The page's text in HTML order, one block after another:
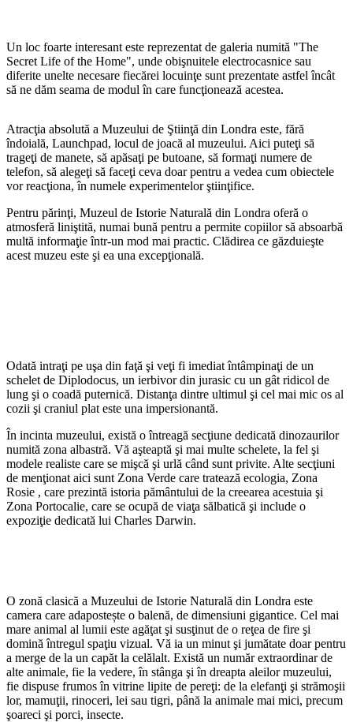
Un loc foarte interesant este reprezentat de galeria numită "The
Secret Life of the Home", unde obişnuitele electrocasnice sau
diferite unelte necesare fiecărei locuinţe sunt prezentate astfel încât
să ne dăm seama de modul în care funcţionează acestea.
Atracţia absolută a Muzeului de Ştiinţă din Londra este, fără
îndoială, Launchpad, locul de joacă al muzeului. Aici puteţi să
trageţi de manete, să apăsaţi pe butoane, să formaţi numere de
telefon, să alegeţi să faceţi ceva doar pentru a vedea cum obiectele
vor reacţiona, în numele experimentelor ştiinţifice.
Pentru părinţi, Muzeul de Istorie Naturală din Londra oferă o
atmosferă liniştită, numai bună pentru a permite copiilor să absoarbă
multă informaţie într-un mod mai practic. Clădirea ce găzduieşte
acest muzeu este şi ea una excepţională.
Odată intraţi pe uşa din faţă şi veţi fi imediat întâmpinaţi de un
schelet de Diplodocus, un ierbivor din jurasic cu un gât ridicol de
lung şi o coadă puternică. Distanţa dintre ultimul şi cel mai mic os al
cozii şi craniul plat este una impersionantă.
În incinta muzeului, există o întreagă secţiune dedicată dinozaurilor
numită zona albastră. Vă aşteaptă şi mai multe schelete, la fel şi
modele realiste care se mişcă şi urlă când sunt privite. Alte secţiuni
de menţionat aici sunt Zona Verde care tratează ecologia, Zona
Rosie , care prezintă istoria pământului de la creearea acestuia şi
Zona Portocalie, care se ocupă de viaţa sălbatică şi include o
expoziţie dedicată lui Charles Darwin.
O zonă clasică a Muzeului de Istorie Naturală din Londra este
camera care adapostește o balenă, de dimensiuni gigantice. Cel mai
mare animal al lumii este agăţat şi susţinut de o reţea de fire şi
domină întregul spaţiu vizual. Vă ia un minut şi jumătate doar pentru
a merge de la un capăt la celălalt. Există un număr extraordinar de
alte animale, fie la vedere, în stânga şi în dreapta aleilor muzeului,
fie dispuse frumos în vitrine lipite de pereţi: de la elefanţi şi strămoşii
lor, mamuţii, rinoceri, lei sau tigri, până la animale mai mici, precum
şoareci şi porci, insecte.